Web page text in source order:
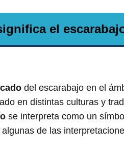
el
del escarabajo en el
en distintas culturas y
se interpreta como un
de las